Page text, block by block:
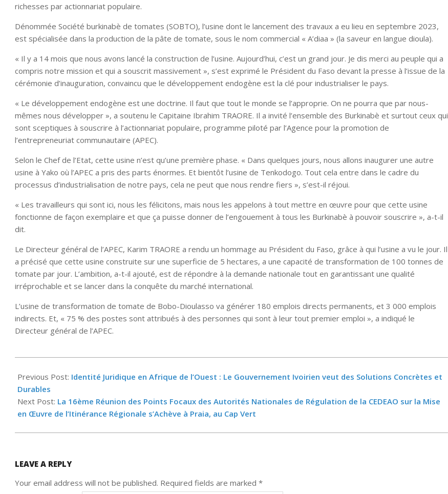
richesses par actionnariat populaire.
Dénommée Société burkinabè de tomates (SOBTO), l’usine dont le lancement des travaux a eu lieu en septembre 2023,
est spécialisée dans la production de la pâte de tomate, sous le nom commercial « A’diaa » (la saveur en langue dioula).
« Il y a 14 mois que nous avons lancé la construction de l’usine. Aujourd’hui, c’est un grand jour. Je dis merci au peuple qui a
compris notre mission et qui a souscrit massivement », s’est exprimé le Président du Faso devant la presse à l’issue de la
cérémonie d’inauguration, convaincu que le développement endogène est la clé pour industrialiser le pays.
« Le développement endogène est une doctrine. Il faut que tout le monde se l’approprie. On ne pourra que par nous-
mêmes nous développer », a soutenu le Capitaine Ibrahim TRAORE. Il a invité l’ensemble des Burkinabè et surtout ceux qui
sont sceptiques à souscrire à l’actionnariat populaire, programme piloté par l’Agence pour la promotion de
l’entrepreneuriat communautaire (APEC).
Selon le Chef de l’Etat, cette usine n’est qu’une première phase. « Dans quelques jours, nous allons inaugurer une autre
usine à Yako où l’APEC a pris des parts énormes. Et bientôt l’usine de Tenkodogo. Tout cela entre dans le cadre du
processus d’industrialisation de notre pays, cela ne peut que nous rendre fiers », s’est-il réjoui.
« Les travailleurs qui sont ici, nous les félicitons, mais nous les appelons à tout mettre en œuvre pour que cette usine
fonctionne de façon exemplaire et que ça puisse donner de l’engouement à tous les Burkinabè à pouvoir souscrire », a-t-il
dit.
Le Directeur général de l’APEC, Karim TRAORE a rendu un hommage au Président du Faso, grâce à qui l’usine a vu le jour. Il
a précisé que cette usine construite sur une superficie de 5 hectares, a une capacité de transformation de 100 tonnes de
tomate par jour. L’ambition, a-t-il ajouté, est de répondre à la demande nationale tout en garantissant une qualité
irréprochable et se lancer dans la conquête du marché international.
L’usine de transformation de tomate de Bobo-Dioulasso va générer 180 emplois directs permanents, et 3 000 emplois
indirects. Et, « 75 % des postes sont attribués à des personnes qui sont à leur tout premier emploi », a indiqué le
Directeur général de l’APEC.
12-
02
Previous Post: Identité Juridique en Afrique de l’Ouest : Le Gouvernement Ivoirien veut des Solutions Concrètes et
Durables
Next Post: La 16ème Réunion des Points Focaux des Autorités Nationales de Régulation de la CEDEAO sur la Mise
en Œuvre de l’Itinérance Régionale s’Achève à Praia, au Cap Vert
LEAVE A REPLY
Your email address will not be published. Required fields are marked *